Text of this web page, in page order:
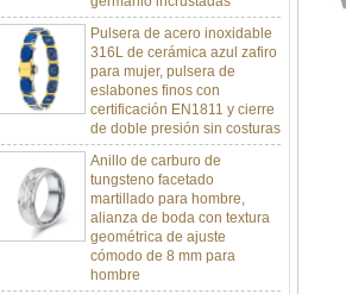
Pulsera de acero inoxidable
316L de cerámica azul zafiro
para mujer, pulsera de
eslabones finos con
certificación EN1811 y cierre
de doble presión sin costuras
Anillo de carburo de
tungsteno facetado
martillado para hombre,
alianza de boda con textura
geométrica de ajuste
cómodo de 8 mm para
hombre
Anillo de carburo de